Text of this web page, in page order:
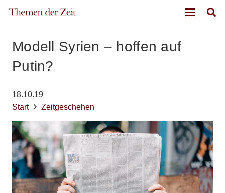
Modell Syrien – hoffen auf
Putin?
18.10.19
Start
Zeitgeschehen